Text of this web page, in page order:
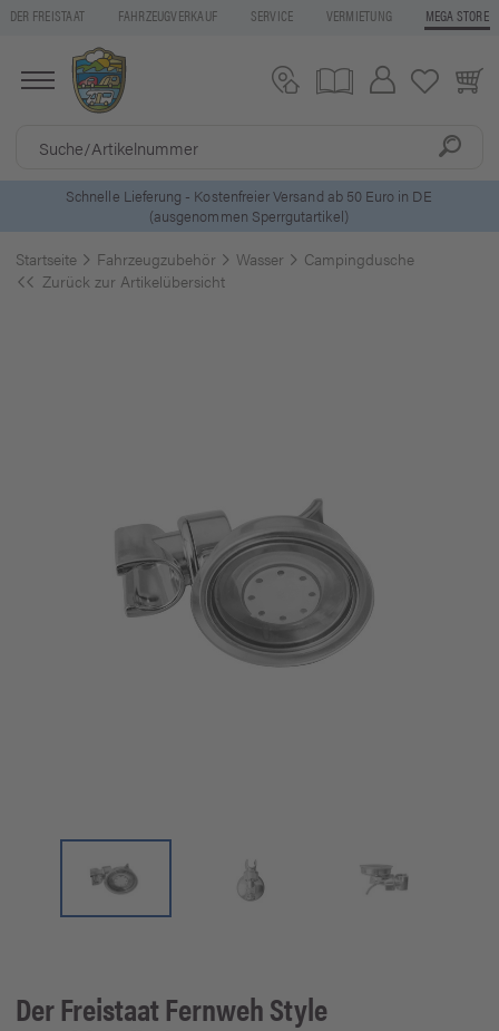
DER FREISTAAT FAHRZEUGVERKAUF SERVICE VERMIETUNG MEGA STORE
Versand ab 50 Euro in DE
5 Euro Gutschein*
Startseite Fahrzeugzubehör Wasser
Campingdusche
Zurück zur Artikelübersicht
Der Freistaat Fernweh Style